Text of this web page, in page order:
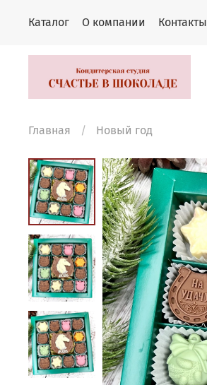
Каталог О компании Контакты
Главная Новый год